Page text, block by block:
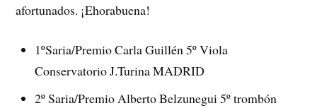
afortunados. ¡Ehorabuena!
1ºSaria/Premio Carla Guillén 5º Viola
Conservatorio J.Turina MADRID
2º Saria/Premio Alberto Belzunegui 5º trombón